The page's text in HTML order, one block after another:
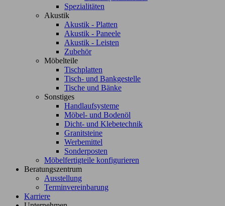
Spezialitäten
Akustik
Akustik - Platten
Akustik - Paneele
Akustik - Leisten
Zubehör
Möbelteile
Tischplatten
Tisch- und Bankgestelle
Tische und Bänke
Sonstiges
Handlaufsysteme
Möbel- und Bodenöl
Dicht- und Klebetechnik
Granitsteine
Werbemittel
Sonderposten
Möbelfertigteile konfigurieren
Beratungszentrum
Ausstellung
Terminvereinbarung
Karriere